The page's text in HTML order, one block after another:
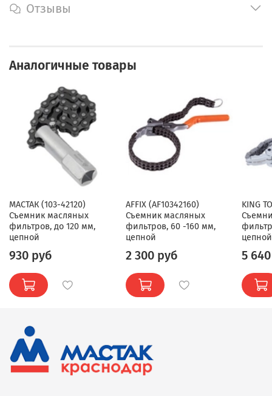
Отзывы
Аналогичные товары
МАСТАК (103-42120)
Съемник масляных
фильтров, до 120 мм,
цепной
930 руб
AFFIX (AF10342160)
Съемник масляных
фильтров, 60 -160 мм,
цепной
2 300 руб
KING
цепной
5